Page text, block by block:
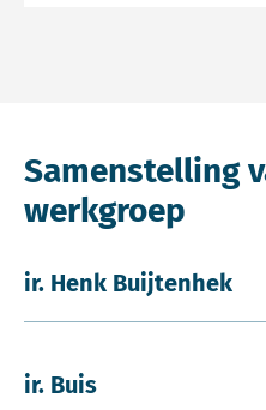
Samenstelling
werkgroep
ir. Henk Buijtenhek
ir. Buis